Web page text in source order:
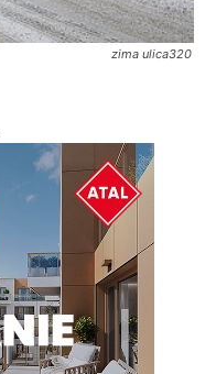
zima ulica320